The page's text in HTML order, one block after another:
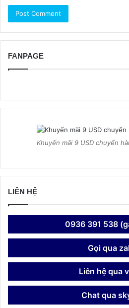
FANPAGE
Khuyến mãi 9 USD chuyển
LIÊN HỆ
0936 391 538
Gọi qua
Liên hệ qua
Chat qua